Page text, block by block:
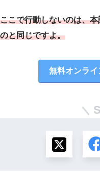
ここで行動しないのは、
のと同じですよ。
無料オンライ